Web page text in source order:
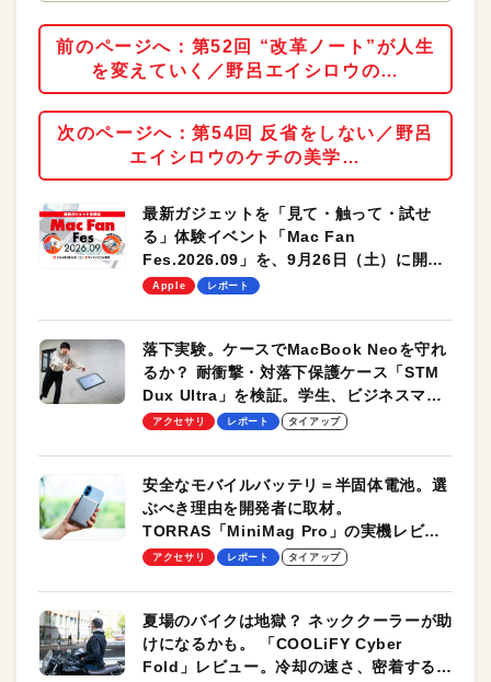
前のページへ：第52回 “改革ノート”が人生
を変えていく／野呂エイシロウの…
次のページへ：第54回 反省をしない／野呂
エイシロウのケチの美学…
最新ガジェットを「見て・触って・試せ
る」体験イベント「Mac Fan
Fes.2026.09」を、9月26日（土）に開催
します！
Apple レポート
落下実験。ケースでMacBook Neoを守れ
るか？ 耐衝撃・対落下保護ケース「STM
Dux Ultra」を検証。学生、ビジネスマン
のモバイルユースに最適！
アクセサリ レポート タイアップ
安全なモバイルバッテリ＝半固体電池。選
ぶべき理由を開発者に取材。
TORRAS「MiniMag Pro」の実機レビュ
ーも
アクセサリ レポート タイアップ
夏場のバイクは地獄？ ネッククーラーが助
けになるかも。 「COOLiFY Cyber
Fold」レビュー。冷却の速さ、密着する冷